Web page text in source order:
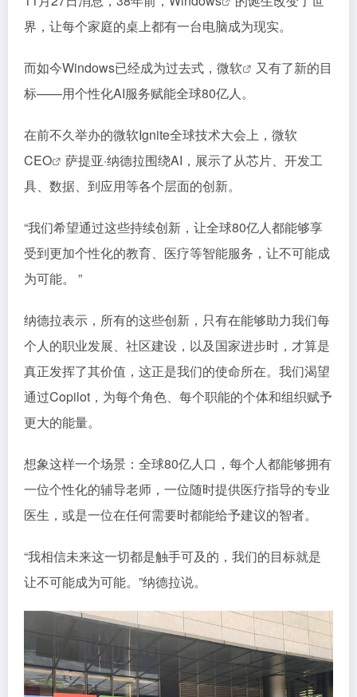
界，让每个家庭的桌上都有一台电脑成为现实。
而如今Windows已经成为过去式， 微软
又有了新的目
标——用个性化AI服务赋能全球80亿人。
在前不久举办的微软Ignite全球技术大会上，微软
CEO
萨提亚·纳德拉围绕AI，展示了从芯片、开发工
具、数据、到应用等各个层面的创新。
“我们希望通过这些持续创新，让全球80亿人都能够享
受到更加个性化的教育、医疗等智能服务，让不可能成
为可能。 ”
纳德拉表示，所有的这些创新，只有在能够助力我们每
个人的职业发展、社区建设，以及国家进步时，才算是
真正发挥了其价值，这正是我们的使命所在。我们渴望
通过Copilot，为每个角色、每个职能的个体和组织赋予
更大的能量。
想象这样一个场景：全球80亿人口，每个人都能够拥有
一位个性化的辅导老师，一位随时提供医疗指导的专业
医生，或是一位在任何需要时都能给予建议的智者。
“我相信未来这一切都是触手可及的，我们的目标就是
让不可能成为可能。”纳德拉说。